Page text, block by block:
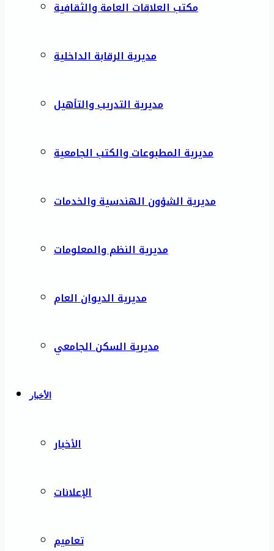
مكتب العلاقات العامة والثقافية
مديرية الرقابة الداخلية
مديرية التدريب والتأهيل
مديرية المطبوعات والكتب الجامعية
مديرية الشؤون الهندسية والخدمات
مديرية النظم والمعلومات
مديرية الديوان العام
مديرية السكن الجامعي
الأخبار
الأخبار
الإعلانات
تعاميم